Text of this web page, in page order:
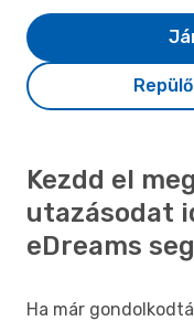
Kezdd el
utazásodat
eDreams
Ha már